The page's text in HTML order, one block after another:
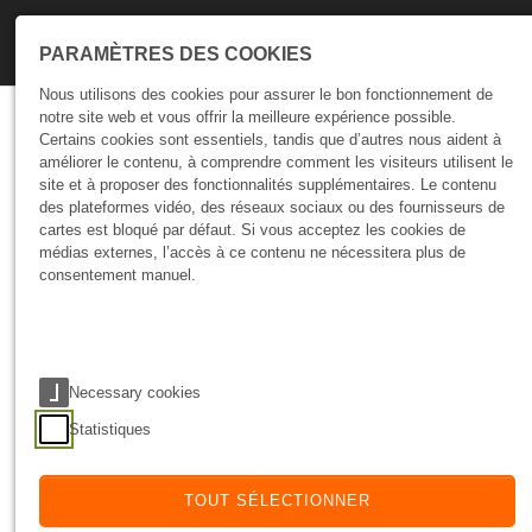
Talks
Audit et mise en œuvre des
règles de conformité au
RGPD
L’audit et la mise en conformité avec le RGPD
sont aujourd’hui des éléments essentiels pour
PARAMÈTRES DES COOKIES
Nous utilisons des cookies pour assurer le bon fonctionnement de
notre site web et vous offrir la meilleure expérience possible.
Certains cookies sont essentiels, tandis que d’autres nous aident à
améliorer le contenu, à comprendre comment les visiteurs utilisent le
site et à proposer des fonctionnalités supplémentaires. Le contenu
des plateformes vidéo, des réseaux sociaux ou des fournisseurs de
cartes est bloqué par défaut. Si vous acceptez les cookies de
médias externes, l’accès à ce contenu ne nécessitera plus de
consentement manuel.
Necessary cookies
Statistiques
TOUT SÉLECTIONNER